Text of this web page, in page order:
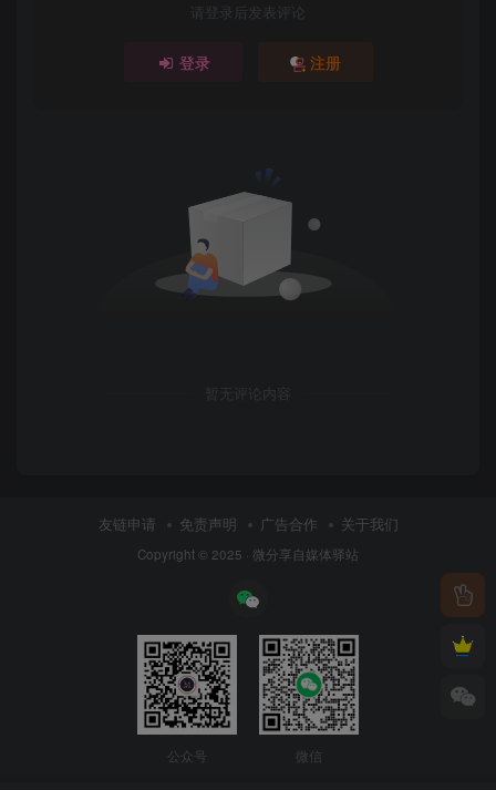
请登录后发表评论
登录 注册
暂无评论内容
友链申请 免责声明 广告合作 关于我们
Copyright © 2025 · 微分享自媒体驿站
公众号 微信